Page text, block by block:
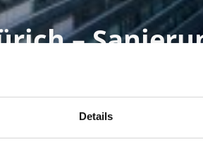
Details
–
der Pläne
Bettenhauses